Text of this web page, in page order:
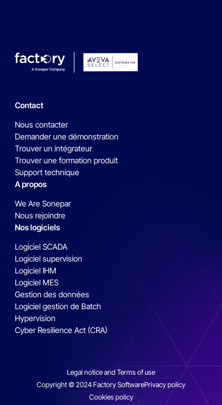
Contact
Nous contacter
Demander une démonstration
Trouver un intégrateur
Trouver une formation produit
Support technique
A propos
We Are Sonepar
Nous rejoindre
Nos logiciels
Logiciel SCADA
Logiciel supervision
Logiciel IHM
Logiciel MES
Gestion des données
Logiciel gestion de Batch
Hypervision
Cyber Resilience Act (CRA)
Legal notice and Terms of use
Copyright © 2024 Factory SoftwarePrivacy policy
Cookies policy